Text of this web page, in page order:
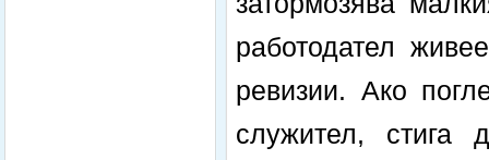
работодател
ревизии. Ако
служител, стига